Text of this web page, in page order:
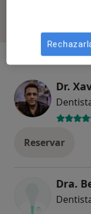
Dr.
Reservar
Dra.